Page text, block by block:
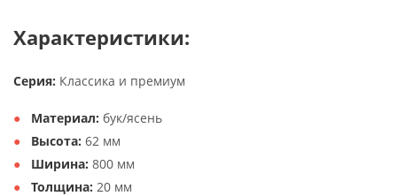
Характеристики:
Серия: Классика и премиум
Материал: бук/ясень
Высота: 62 мм
Ширина: 800 мм
Толщина: 20 мм